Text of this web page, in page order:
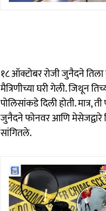
१८ ऑक्टोबर रोजी जुनैदने तिला
मैत्रिणीच्या घरी गेली. जिथून
पोलिसांकडे दिली होती. मात्र,
जुनैदने फोनवर आणि मेसेजद्वारे
सांगितले.